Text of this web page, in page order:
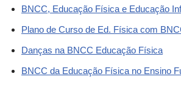
BNCC, Educação Física e Educação
Plano de Curso de Ed. Física com
Danças na BNCC Educação Física
BNCC da Educação Física no Ensino